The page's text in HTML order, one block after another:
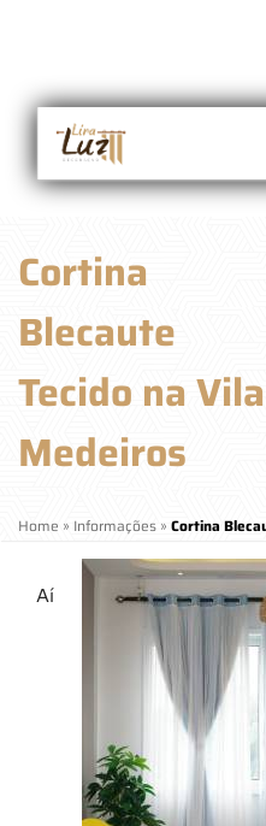
Cortina
Blecaute
Tecido na Vila
Medeiros
Home » Informações » Cortina
Aí